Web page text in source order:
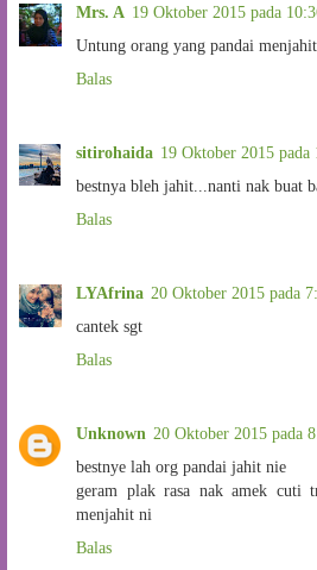
Mrs. A 19 Oktober 2015 pada
Untung orang yang pandai
Balas
sitirohaida 19 Oktober 2015 pada
bestnya bleh jahit...nanti nak buat
Balas
LYAfrina 20 Oktober 2015 pada
cantek sgt
Balas
Unknown 20 Oktober 2015 pada
bestnye lah org pandai jahit nie
geram plak rasa nak amek cuti
menjahit ni
Balas